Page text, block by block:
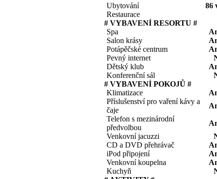
Ubytování
86
Restaurace
# VYBAVENÍ RESORTU #
Spa
Salon krásy
Potápěčské centrum
Pevný internet
Dětský klub
Konferenční sál
# VYBAVENÍ POKOJŮ #
Klimatizace
Příslušenství pro vaření kávy a
čaje
Telefon s mezinárodní
předvolbou
Venkovní jacuzzi
CD a DVD přehrávač
iPod připojení
Venkovní koupelna
Kuchyň